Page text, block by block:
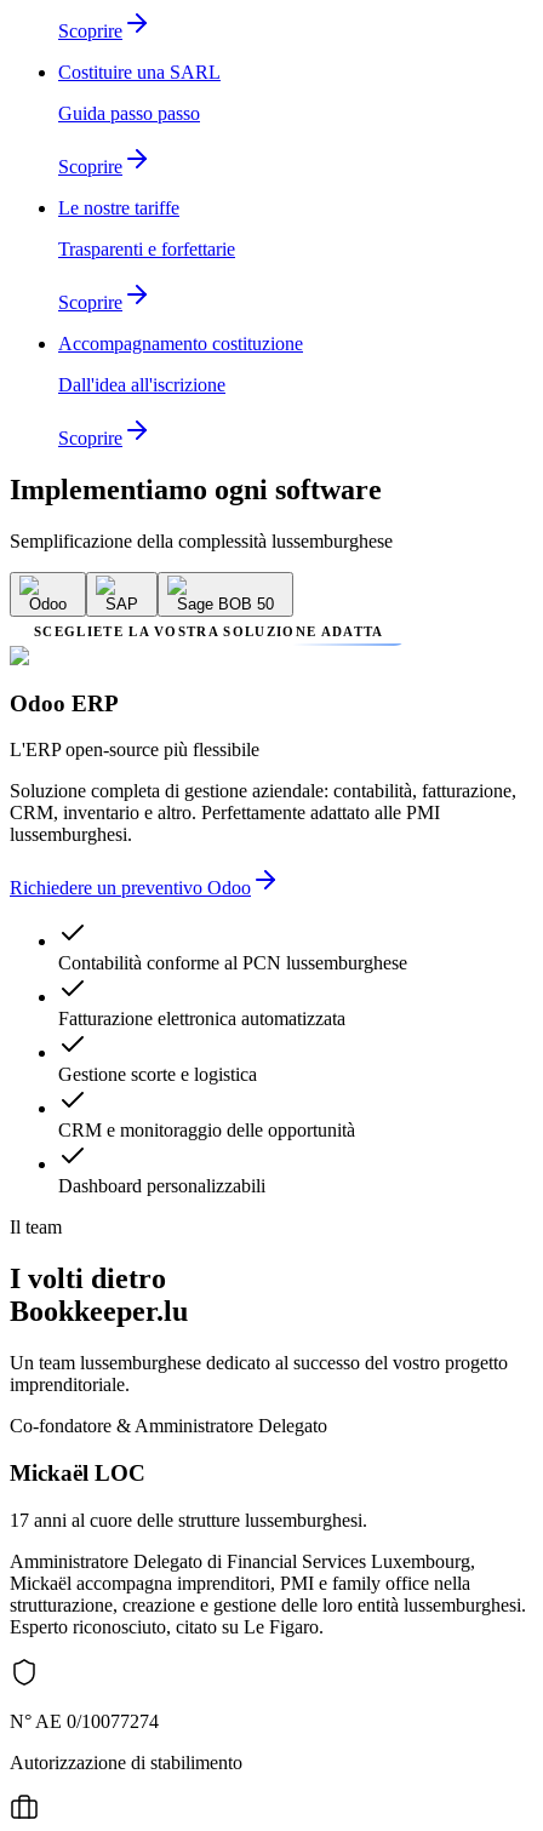
Scoprire
Costituire una SARL
Guida passo passo
Scoprire
Le nostre tariffe
Trasparenti e forfettarie
Scoprire
Accompagnamento costituzione
Dall'idea all'iscrizione
Scoprire
Implementiamo ogni software
Semplificazione della complessità lussemburghese
Odoo SAP Sage BOB 50
SCEGLIETE LA VOSTRA SOLUZIONE ADATTA
Odoo ERP
L'ERP open-source più flessibile
Soluzione completa di gestione aziendale: contabilità, fatturazione,
CRM, inventario e altro. Perfettamente adattato alle PMI
lussemburghesi.
Richiedere un preventivo Odoo
Contabilità conforme al PCN lussemburghese
Fatturazione elettronica automatizzata
Gestione scorte e logistica
CRM e monitoraggio delle opportunità
Dashboard personalizzabili
Il team
I volti dietro
Bookkeeper.lu
Un team lussemburghese dedicato al successo del vostro progetto
imprenditoriale.
Co-fondatore & Amministratore Delegato
Mickaël LOC
17 anni al cuore delle strutture lussemburghesi.
Amministratore Delegato di Financial Services Luxembourg,
Mickaël accompagna imprenditori, PMI e family office nella
strutturazione, creazione e gestione delle loro entità lussemburghesi.
Esperto riconosciuto, citato su Le Figaro.
N° AE 0/10077274
Autorizzazione di stabilimento